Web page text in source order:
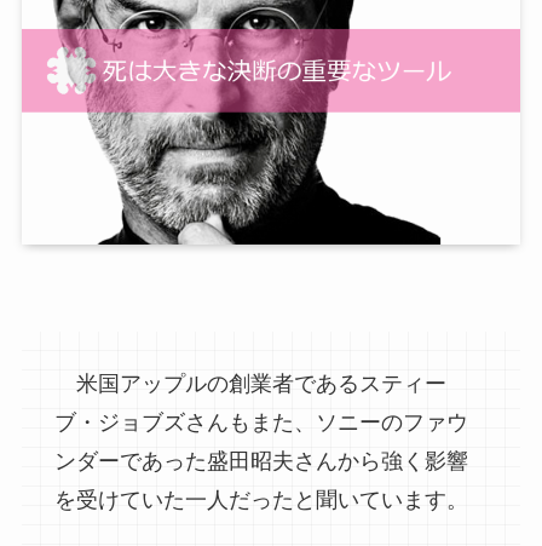
米国アップルの創業者であるスティー
ブ・ジョブズさんもまた、ソニーのファウ
ンダーであった盛田昭夫さんから強く影響
を受けていた一人だったと聞いています。